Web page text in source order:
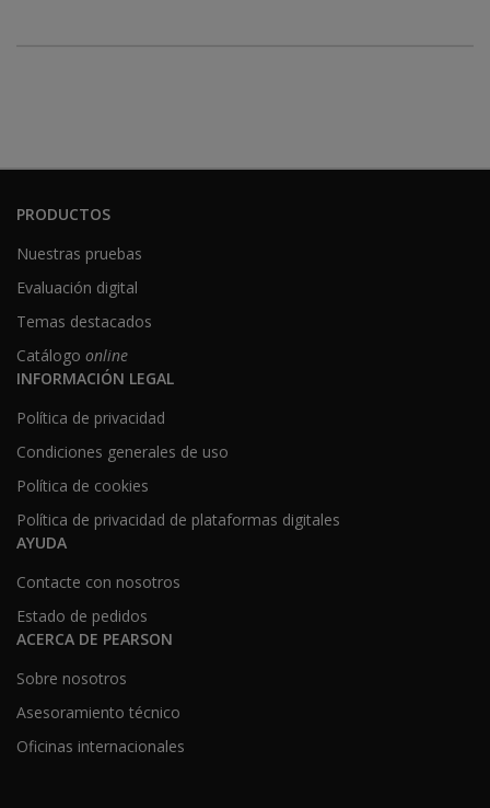
PRODUCTOS
Nuestras pruebas
Evaluación digital
Temas destacados
Catálogo online
INFORMACIÓN LEGAL
Política de privacidad
Condiciones generales de uso
Política de cookies
Política de privacidad de plataformas digitales
AYUDA
Contacte con nosotros
Estado de pedidos
ACERCA DE PEARSON
Sobre nosotros
Asesoramiento técnico
Oficinas internacionales